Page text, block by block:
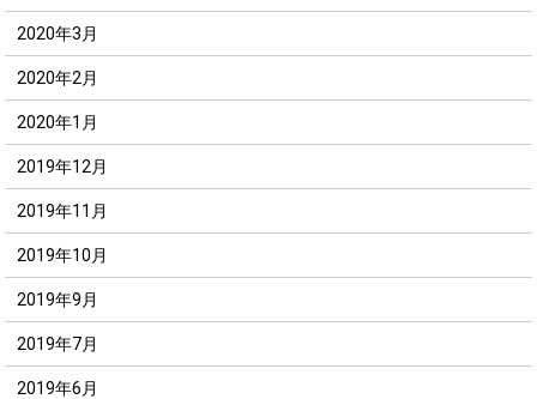
2020年3月
2020年2月
2020年1月
2019年12月
2019年11月
2019年10月
2019年9月
2019年7月
2019年6月